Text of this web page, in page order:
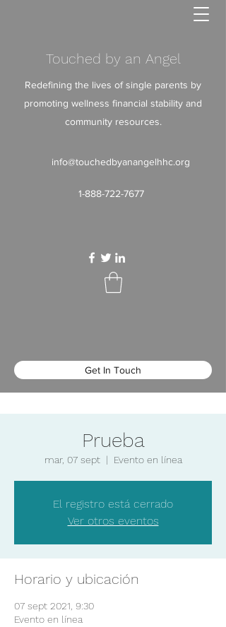
Touched by an Angel
Redefining the lives of single parents by
promoting wellness financial stability and
community resources.
info@touchedbyanangelhhc.org
1-888-722-7677
Get In Touch
Prueba
mar, 07 sept
  |
Evento en línea
El registro está cerrado
Ver otros eventos
Horario y ubicación
07 sept 2021, 9:30
Evento en línea